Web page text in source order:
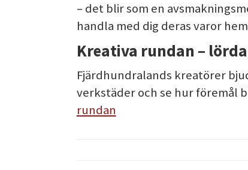
– det blir som en
handla med dig deras varor
Kreativa rundan –
Fjärdhundralands kreatörer
verkstäder och se hur föremål
rundan